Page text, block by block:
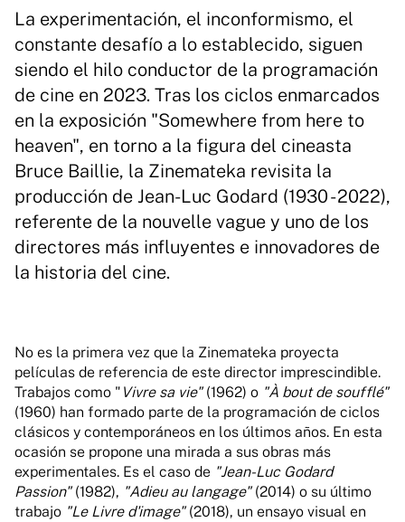
La experimentación, el inconformismo, el
constante desafío a lo establecido, siguen
siendo el hilo conductor de la programación
de cine en 2023. Tras los ciclos enmarcados
en la exposición "Somewhere from here to
heaven", en torno a la figura del cineasta
Bruce Baillie, la Zinemateka revisita la
producción de Jean-Luc Godard (1930 - 2022),
referente de la nouvelle vague y uno de los
directores más influyentes e innovadores de
la historia del cine.
No es la primera vez que la Zinemateka proyecta
películas de referencia de este director imprescindible.
Trabajos como " Vivre sa vie"(1962) o "À bout de soufflé"
(1960) han formado parte de la programación de ciclos
clásicos y contemporáneos en los últimos años. En esta
ocasión se propone una mirada a sus obras más
experimentales. Es el caso de "Jean-Luc Godard
Passion"(1982), "Adieu au langage"(2014) o su último
trabajo "Le Livre d'image"(2018), un ensayo visual en